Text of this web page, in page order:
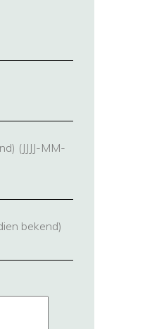
(JJJJ-MM-
bekend)